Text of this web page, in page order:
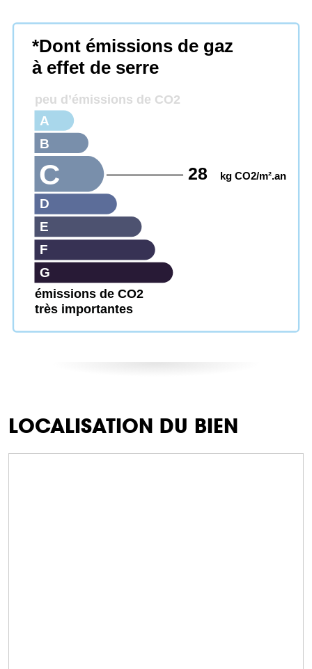
émissions de CO2
très importantes
*Dont émissions de gaz
à effet de serre
peu d’émissions de CO2
G
F
E
D
C 28 kg CO2/m².an
B
A
LOCALISATION DU BIEN